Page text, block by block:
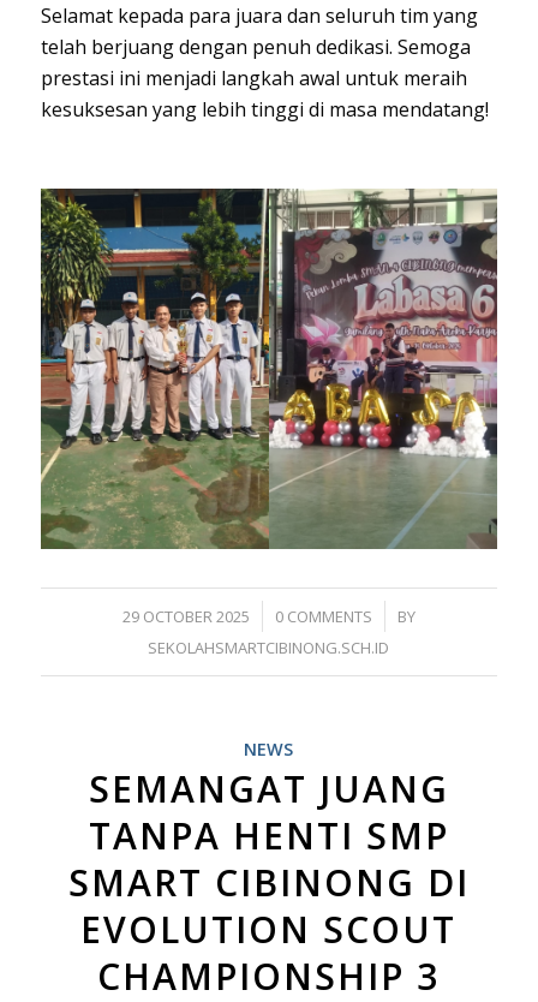
Selamat kepada para juara dan seluruh tim yang
telah berjuang dengan penuh dedikasi. Semoga
prestasi ini menjadi langkah awal untuk meraih
kesuksesan yang lebih tinggi di masa mendatang!
29 OCTOBER 2025
/ 0 COMMENTS
/
BY
SEKOLAHSMARTCIBINONG.SCH.ID
NEWS
SEMANGAT JUANG
TANPA HENTI SMP
SMART CIBINONG DI
EVOLUTION SCOUT
CHAMPIONSHIP 3